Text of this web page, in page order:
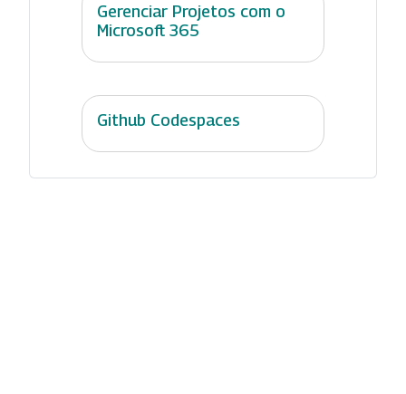
Gerenciar Projetos com o
Microsoft 365
Github Codespaces